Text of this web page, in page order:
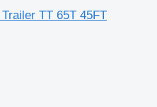
TT 65T 45FT